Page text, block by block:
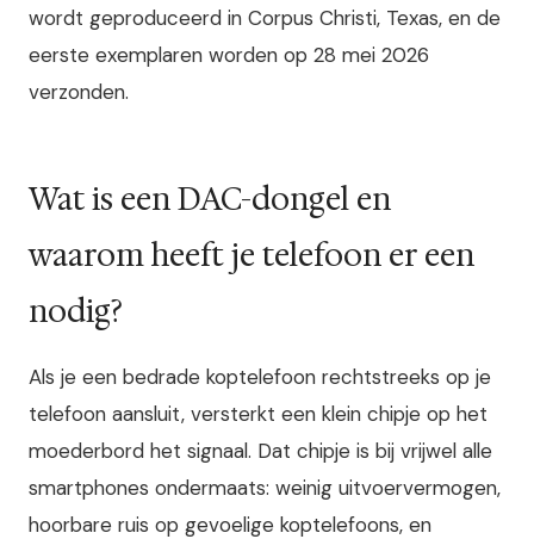
wordt geproduceerd in Corpus Christi, Texas, en de
eerste exemplaren worden op 28 mei 2026
verzonden.
Wat is een DAC-dongel en
waarom heeft je telefoon er een
nodig?
Als je een bedrade koptelefoon rechtstreeks op je
telefoon aansluit, versterkt een klein chipje op het
moederbord het signaal. Dat chipje is bij vrijwel alle
smartphones ondermaats: weinig uitvoervermogen,
hoorbare ruis op gevoelige koptelefoons, en